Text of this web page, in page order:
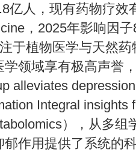
亿人，现有药物疗效
，2025年影响因
于植物医学与天然
领域享有极高声誉
alleviates
Integral insights
），从多组
作用提供了系统的